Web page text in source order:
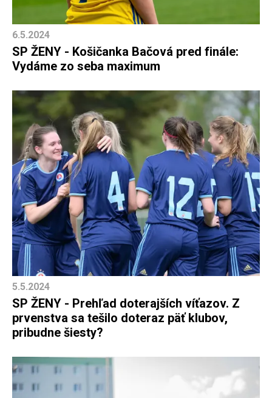
6.5.2024
SP ŽENY - Košičanka Bačová pred finále:
Vydáme zo seba maximum
5.5.2024
SP ŽENY - Prehľad doterajších víťazov. Z
prvenstva sa tešilo doteraz päť klubov,
pribudne šiesty?